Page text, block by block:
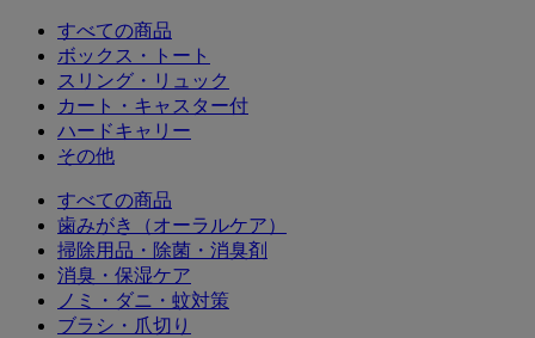
すべての商品
ボックス・トート
スリング・リュック
カート・キャスター付
ハードキャリー
その他
すべての商品
歯みがき（オーラルケア）
掃除用品・除菌・消臭剤
消臭・保湿ケア
ノミ・ダニ・蚊対策
ブラシ・爪切り